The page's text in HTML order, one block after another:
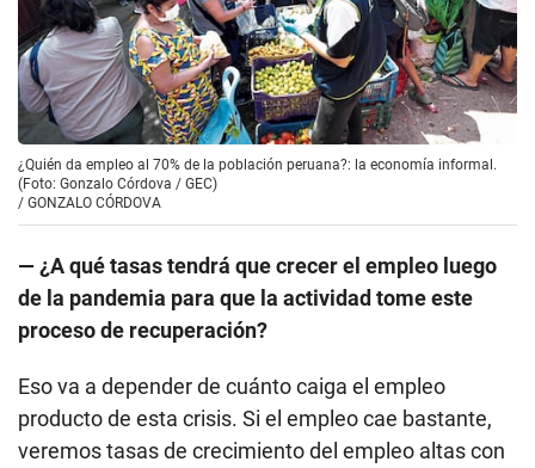
¿Quién da empleo al 70% de la población peruana?: la economía informal.
(Foto: Gonzalo Córdova / GEC)
/ GONZALO CÓRDOVA
— ¿A qué tasas tendrá que crecer el empleo luego
de la pandemia para que la actividad tome este
proceso de recuperación?
Eso va a depender de cuánto caiga el empleo
producto de esta crisis. Si el empleo cae bastante,
veremos tasas de crecimiento del empleo altas con